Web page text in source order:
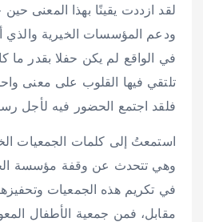
لقد ازددت يقينًا بهذا المعنى
ودعم المؤسسات الخيرية والذي
في الواقع لم يكن حفلا بقدر ما
تلتقي فيها القلوب على معنى
فلقد اجتمع الحضور فيه لأجل
استمعتُ إلى كلمات الجمعيات
وهي تتحدث عن وقفة مؤسسة
في تكريم هذه الجمعيات
مقابل، فمن جمعية الأطفال